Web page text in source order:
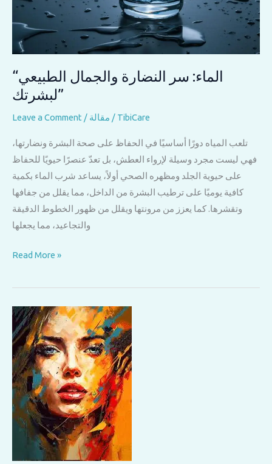
“الماء: سر النضارة والجمال الطبيعي
لبشرتك”
Leave a Comment / مقالة / TibiCare
تلعب المياه دورًا أساسيًا في الحفاظ على صحة البشرة ونضارتها،
فهي ليست مجرد وسيلة لإرواء العطش، بل تعدّ عنصرًا حيويًا للحفاظ
على حيوية الجلد ومظهره الصحي أولاً، يساعد شرب الماء بكمية
كافية يوميًا على ترطيب البشرة من الداخل، مما يقلل من جفافها
وتقشرها. كما يعزز من مرونتها ويقلل من ظهور الخطوط الدقيقة
والتجاعيد، مما يجعلها
“الماء:
النضارة
الطبيعي
لبشرتك”
Read More »